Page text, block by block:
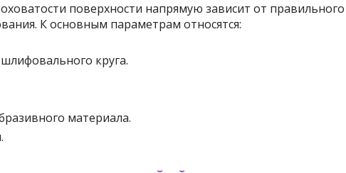
поверхности напрямую зависит от правильного
К основным параметрам относятся:
круга.
материала.